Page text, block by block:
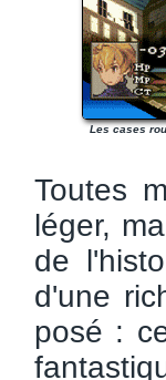
Les cases
Toutes
léger,
de
d'une
posé :